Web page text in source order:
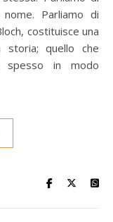
Parliamo di
costituisce una
quello che
spesso in modo